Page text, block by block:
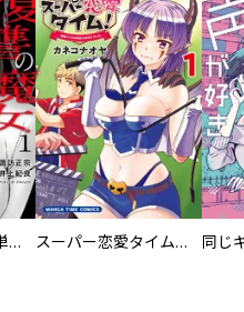
復讐の魔女【電子単行本版】 スーパー恋愛タイム！～現場でドＳな彼女は自宅でデレる～